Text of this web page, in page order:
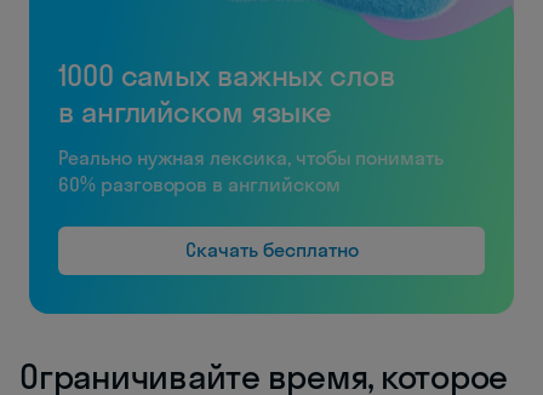
1000 самых важных слов
в английском языке
Реально нужная лексика, чтобы понимать
60% разговоров в английском
Скачать бесплатно
Ограничивайте время, которое